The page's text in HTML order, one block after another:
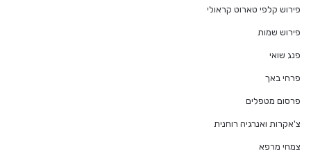
פירוש קלפי טארוט קראולי
פירוש שמות
פנג שואי
פרחי באך
פרסום מטפלים
צ'אקרות ואנרגיה רוחנית
צמחי מרפא